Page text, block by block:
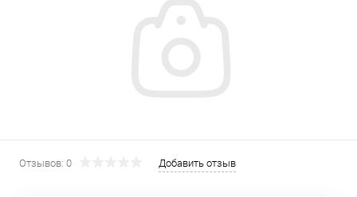
Отзывов: 0 Добавить отзыв
выбранный способом